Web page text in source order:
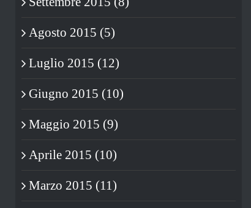
Agosto 2015 (5)
Luglio 2015 (12)
Giugno 2015 (10)
Maggio 2015 (9)
Aprile 2015 (10)
Marzo 2015 (11)